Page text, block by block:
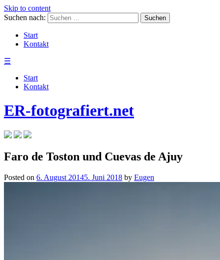
Skip to content
Suchen nach:
Start
Kontakt
☰
Start
Kontakt
ER-fotografiert.net
Faro de Toston und Cuevas de Ajuy
Posted on 6. August 20145. Juni 2018 by Eugen